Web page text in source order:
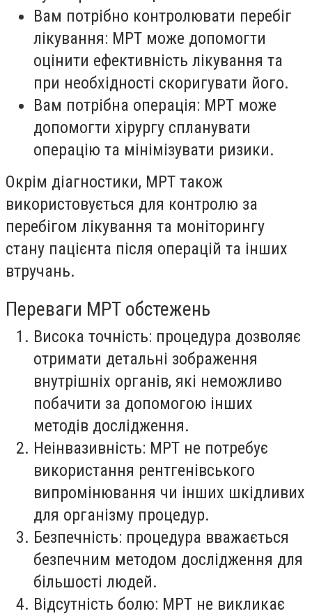
Вам потрібно контролювати перебіг
лікування: МРТ може допомогти
оцінити ефективність лікування та
при необхідності скоригувати його.
Вам потрібна операція: МРТ може
допомогти хірургу спланувати
операцію та мінімізувати ризики.
Окрім діагностики, МРТ також
використовується для контролю за
перебігом лікування та моніторингу
стану пацієнта після операцій та інших
втручань.
Переваги МРТ обстежень
Висока точність: процедура дозволяє
отримати детальні зображення
внутрішніх органів, які неможливо
побачити за допомогою інших
методів дослідження.
Неінвазивність: МРТ не потребує
використання рентгенівського
випромінювання чи інших шкідливих
для організму процедур.
Безпечність: процедура вважається
безпечним методом дослідження для
більшості людей.
Відсутність болю: МРТ не викликає